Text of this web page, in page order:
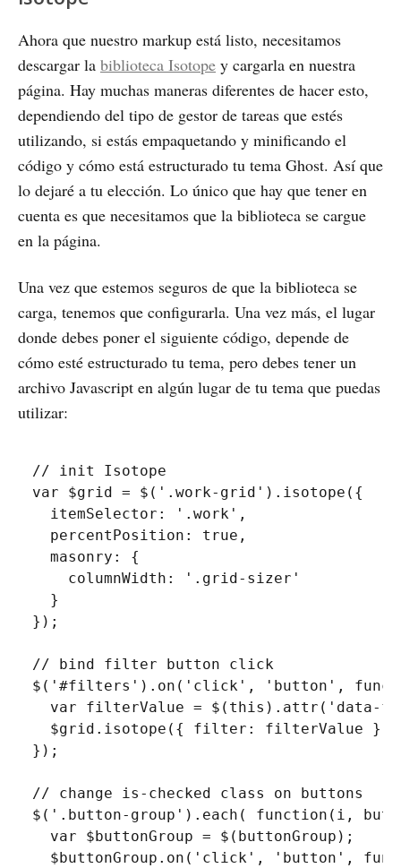
Ahora que nuestro markup está listo, necesitamos
descargar la biblioteca Isotope y cargarla en nuestra
página. Hay muchas maneras diferentes de hacer esto,
dependiendo del tipo de gestor de tareas que estés
utilizando, si estás empaquetando y minificando el
código y cómo está estructurado tu tema Ghost. Así que
lo dejaré a tu elección. Lo único que hay que tener en
cuenta es que necesitamos que la biblioteca se cargue
en la página.
Una vez que estemos seguros de que la biblioteca se
carga, tenemos que configurarla. Una vez más, el lugar
donde debes poner el siguiente código, depende de
cómo esté estructurado tu tema, pero debes tener un
archivo Javascript en algún lugar de tu tema que puedas
utilizar:
// init Isotope
var $grid = $ ( '.work-grid' ) . isotope ( {
itemSelector : '.work' ,
percentPosition : true ,
masonry :
{
columnWidth :
'.grid-sizer'
}
} ) ;
// bind filter button click
$ ( '#filters' ) . on ( 'click' , 'button' ,
var filterValue = $ ( this ) . attr ( 'data-
  $grid
. isotope ( { filter : filterValue }
} ) ;
// change is-checked class on buttons
$ ( '.button-group' ) . each ( function ( i ,
var $buttonGroup = $ ( buttonGroup ) ;
  $buttonGroup
. on ( 'click' , 'button' ,